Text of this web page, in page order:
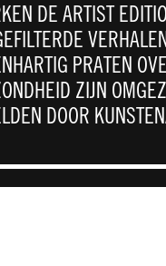
DE ARTIST
PRATEN
ZIJN
DOOR